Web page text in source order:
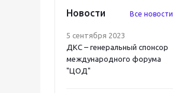
Новости Все новости
5 сентября 2023
ДКС – генеральный спонсор
международного форума
"ЦОД"